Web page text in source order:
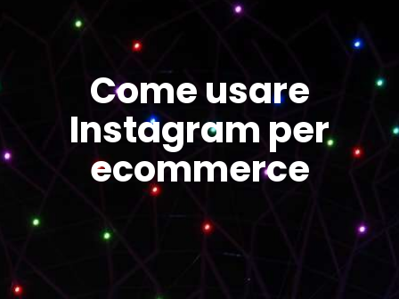
Come usare
Instagram per
ecommerce